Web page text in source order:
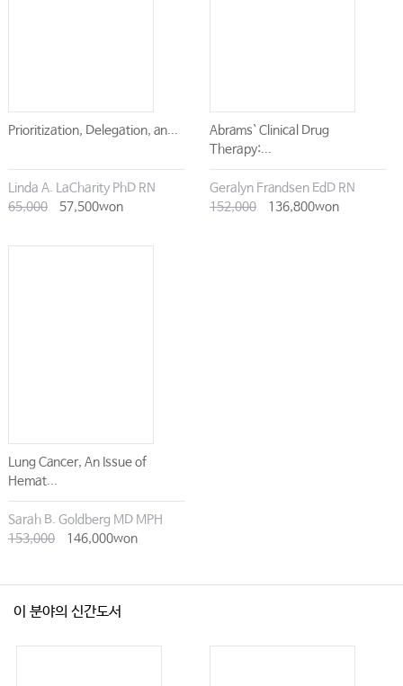
Prioritization, Delegation, an...
Linda A. LaCharity PhD RN
65,000
57,500won
Abrams` Clinical Drug
Therapy:...
Geralyn Frandsen EdD RN
152,000
136,800won
Lung Cancer, An Issue of
Hemat...
Sarah B. Goldberg MD MPH
153,000
146,000won
이 분야의 신간도서